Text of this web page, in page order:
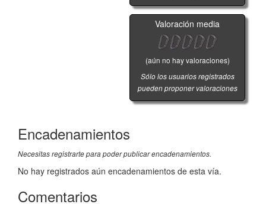
Valoración media
(aún no hay valoraciones)
Sólo los usuarios registrados
pueden proponer valoraciones
Encadenamientos
Necesitas registrarte para poder publicar encadenamientos.
No hay registrados aún encadenamientos de esta vía.
Comentarios